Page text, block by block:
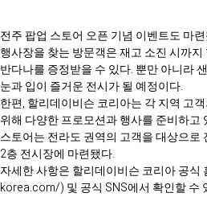
전주 팝업 스토어 오픈 기념 이벤트도 마
행사장을 찾는 방문객은 재고 소진 시까
반다나를 증정받을 수 있다. 뿐만 아니라
눈과 입이 즐거운 전시가 될 예정이다.
한편, 할리데이비슨 코리아는 각 지역 고
위해 다양한 프로모션과 행사를 준비하고
스토어는 전라도 권역의 고객을 대상으로
2층 전시장에 마련됐다.
자세한 사항은 할리데이비슨 코리아 공
korea.com/) 및 공식 SNS에서 확인할 수